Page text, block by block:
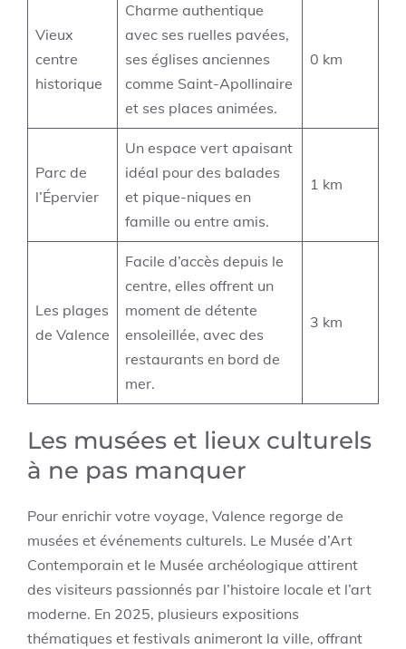
Vieux
centre
historique
Charme authentique
avec ses ruelles pavées,
ses églises anciennes
comme Saint-Apollinaire
et ses places animées.
0 km
Parc de
l’Épervier
Un espace vert apaisant
idéal pour des balades
et pique-niques en
famille ou entre amis.
1 km
Les plages
de Valence
Facile d’accès depuis le
centre, elles offrent un
moment de détente
ensoleillée, avec des
restaurants en bord de
mer.
3 km
Les musées et lieux culturels
à ne pas manquer
Pour enrichir votre voyage, Valence regorge de
musées et événements culturels. Le Musée d’Art
Contemporain et le Musée archéologique attirent
des visiteurs passionnés par l’histoire locale et l’art
moderne. En 2025, plusieurs expositions
thématiques et festivals animeront la ville, offrant